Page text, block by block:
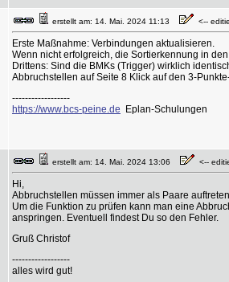
erstellt am: 14. Mai. 2024 11:13 <--
Erste Maßnahme: Verbindungen aktualisieren.
Wenn nicht erfolgreich, die Sortierkennung in
Drittens: Sind die BMKs (Trigger) wirklich
Abbruchstellen auf Seite 8 Klick auf den 3-
------------------
https://www.bcs-peine.de Eplan-Schulungen
erstellt am: 14. Mai. 2024 13:06 <--
Hi,
Abbruchstellen müssen immer als Paare
Um die Funktion zu prüfen kann man eine
anspringen. Eventuell findest Du so den Fehler.
Gruß Christof
------------------
alles wird gut!